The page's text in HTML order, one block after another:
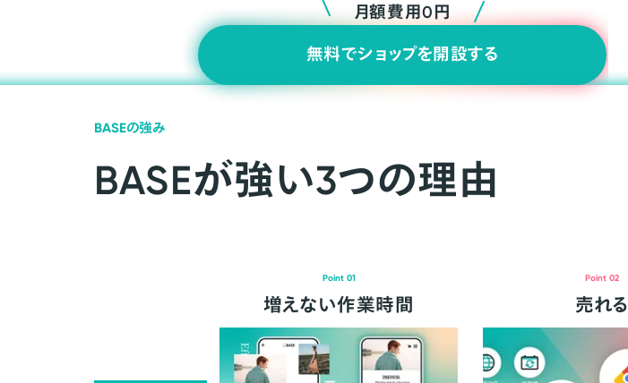
月額費用0円
無料でショップを開設する
BASEの強み
BASEが強い3つの理由
Point 01
増えない作業時間
Point 02
売れる